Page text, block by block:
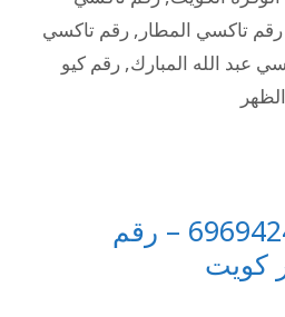
رقم تاكسي المطار , رقم تاكسي
عبد الله المبارك, رقم كيو
تاكسي الزور 69694241 – رقم
كويت